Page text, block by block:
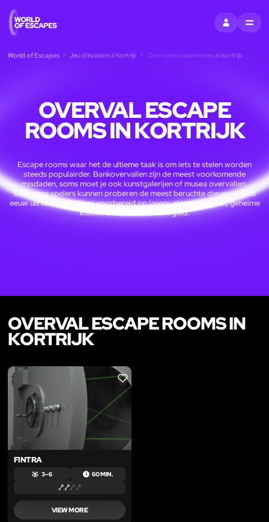
S'INSCRIREMENU
World of Escapes Jeu d'évasion à Kortrijk Overval escape rooms in Kortrijk
OVERVAL ESCAPE
ROOMS IN KORTRIJK
Escape rooms waar het de ultieme taak is om iets te stelen worden
steeds populairder. Bankovervallen zijn de meest voorkomende
misdaden, soms moet je ook kunstgalerijen of musea overvallen.
Bekwame spelers kunnen proberen de meest beruchte dieven van de
eeuw uit te dagen. Wees voorbereid op lasers, alarmsystemen, geheime
kluizen en tonnen contant geld.
OVERVAL ESCAPE ROOMS IN
KORTRIJK
LIKE
FINTRA
3 – 6 60 MIN.
VIEW MORE